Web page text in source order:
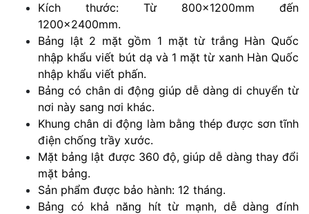
Kích thước: Từ 800x1200mm đến
1200x2400mm.
Bảng lật 2 mặt gồm 1 mặt từ trắng Hàn Quốc
nhập khẩu viết bút dạ và 1 mặt từ xanh Hàn Quốc
nhập khẩu viết phấn.
Bảng có chân di động giúp dễ dàng di chuyển từ
nơi này sang nơi khác.
Khung chân di động làm bằng thép được sơn tĩnh
điện chống trầy xước.
Mặt bảng lật được 360 độ, giúp dễ dàng thay đổi
mặt bảng.
Sản phẩm được bảo hành: 12 tháng.
Bảng có khả năng hít từ mạnh, dễ dàng đính